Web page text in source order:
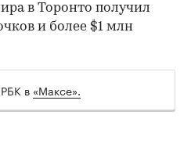
в Торонто получил
и более $1 млн
в «Максе».